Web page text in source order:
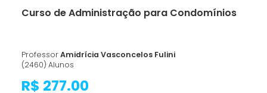
Curso de Administração para Condomínios
ProfessorAmidrícia Vasconcelos Fulini
(2460) Alunos
R$ 277.00